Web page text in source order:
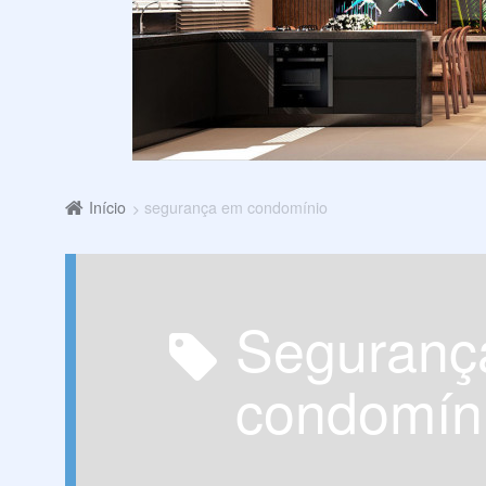
Início segurança em condomínio
segurança em